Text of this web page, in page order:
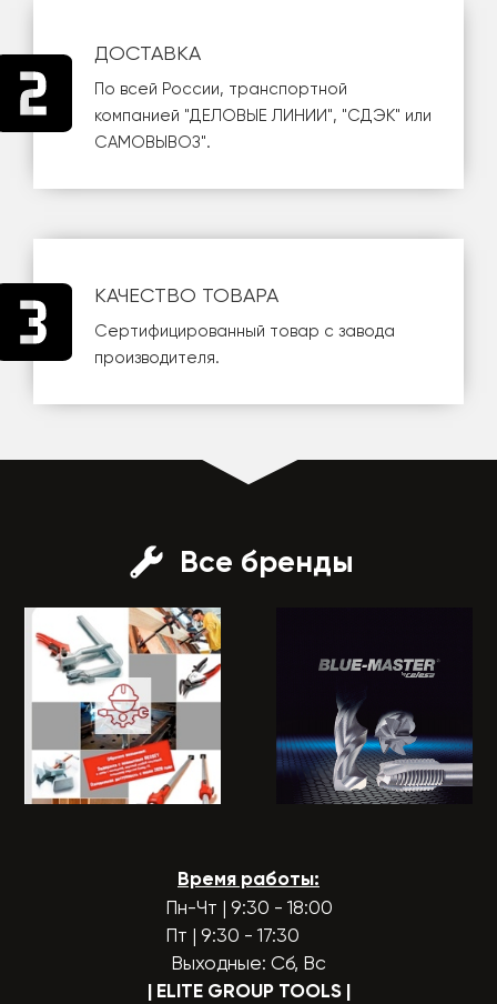
ДОСТАВКА
По всей России, транспортной
компанией "ДЕЛОВЫЕ ЛИНИИ", "СДЭК" или
САМОВЫВОЗ".
КАЧЕСТВО ТОВАРА
Сертифицированный товар с завода
производителя.
Все бренды
Время работы:
Пн-Чт | 9:30 - 18:00
Пт | 9:30 - 17:30
Выходные: Сб, Вс
| ELITE GROUP TOOLS |